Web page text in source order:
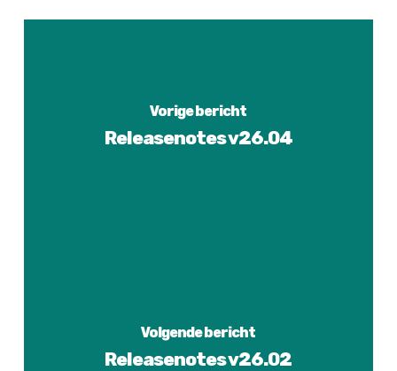
Vorige bericht
Releasenotes v26.04
Volgende bericht
Releasenotes v26.02